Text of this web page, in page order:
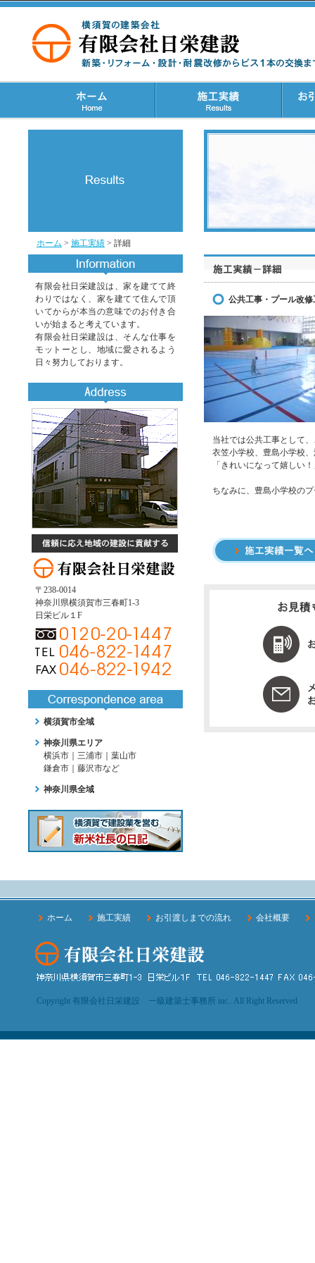
ホーム > 施工実績 > 詳細
公共工事・プール改修
当社では公共工事として
衣笠小学校、豊島小学校
「きれいになって嬉しい
ちなみに、豊島小学校の
有限会社日栄建設は、家を建てて終
わりではなく、家を建てて住んで頂
いてからが本当の意味でのお付き合
いが始まると考えています。
有限会社日栄建設は、そんな仕事を
モットーとし、地域に愛されるよう
日々努力しております。
〒238-0014
神奈川県横須賀市三春町1-3
日栄ビル１F
横須賀市全域
神奈川県エリア
横浜市｜三浦市｜葉山市
鎌倉市｜藤沢市など
神奈川県全域
ホーム 施工実績 お引渡しまでの流れ 会社概要
Copyright 有限会社日栄建設 一級建築士事務所 inc.. All Right Reserved